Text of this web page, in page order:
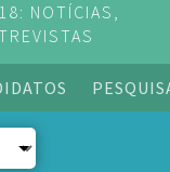
NOTÍCIAS,